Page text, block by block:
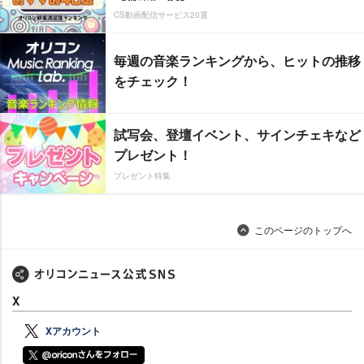
CS動画配信サービス20選
毎週の音楽ランキングから、ヒットの推移
をチェック！
試写会、登壇イベント、サインチェキなど
プレゼント！
プレゼント特集
このページのトップへ
X
Xアカウント